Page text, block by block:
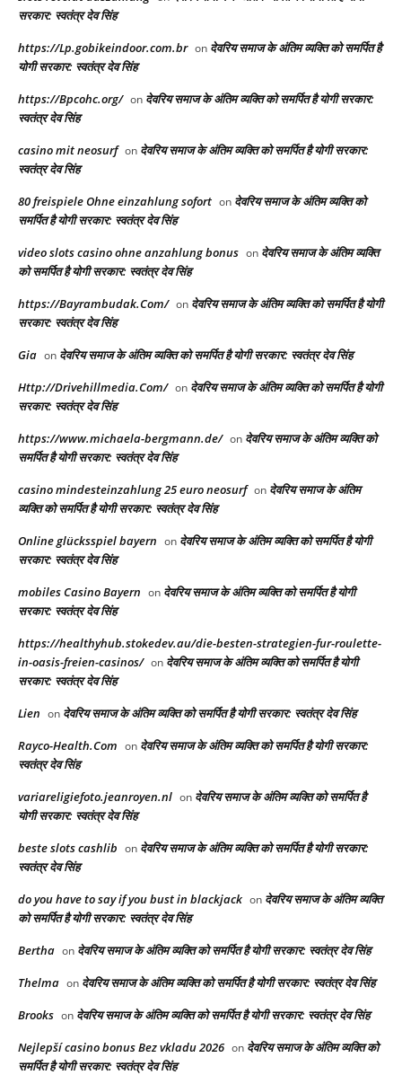
सरकार: स्वतंत्र देव सिंह
https://Lp.gobikeindoor.com.br on देवरिय समाज के अंतिम व्यक्ति को समर्पित है
योगी सरकार: स्वतंत्र देव सिंह
https://Bpcohc.org/ on देवरिय समाज के अंतिम व्यक्ति को समर्पित है योगी सरकार:
स्वतंत्र देव सिंह
casino mit neosurf on देवरिय समाज के अंतिम व्यक्ति को समर्पित है योगी सरकार:
स्वतंत्र देव सिंह
80 freispiele Ohne einzahlung sofort on देवरिय समाज के अंतिम व्यक्ति को
समर्पित है योगी सरकार: स्वतंत्र देव सिंह
video slots casino ohne anzahlung bonus on देवरिय समाज के अंतिम व्यक्ति
को समर्पित है योगी सरकार: स्वतंत्र देव सिंह
https://Bayrambudak.Com/ on देवरिय समाज के अंतिम व्यक्ति को समर्पित है योगी
सरकार: स्वतंत्र देव सिंह
Gia on देवरिय समाज के अंतिम व्यक्ति को समर्पित है योगी सरकार: स्वतंत्र देव सिंह
Http://Drivehillmedia.Com/ on देवरिय समाज के अंतिम व्यक्ति को समर्पित है योगी
सरकार: स्वतंत्र देव सिंह
https://www.michaela-bergmann.de/ on देवरिय समाज के अंतिम व्यक्ति को
समर्पित है योगी सरकार: स्वतंत्र देव सिंह
casino mindesteinzahlung 25 euro neosurf on देवरिय समाज के अंतिम
व्यक्ति को समर्पित है योगी सरकार: स्वतंत्र देव सिंह
Online glücksspiel bayern on देवरिय समाज के अंतिम व्यक्ति को समर्पित है योगी
सरकार: स्वतंत्र देव सिंह
mobiles Casino Bayern on देवरिय समाज के अंतिम व्यक्ति को समर्पित है योगी
सरकार: स्वतंत्र देव सिंह
https://healthyhub.stokedev.au/die-besten-strategien-fur-roulette-
in-oasis-freien-casinos/ on देवरिय समाज के अंतिम व्यक्ति को समर्पित है योगी
सरकार: स्वतंत्र देव सिंह
Lien on देवरिय समाज के अंतिम व्यक्ति को समर्पित है योगी सरकार: स्वतंत्र देव सिंह
Rayco-Health.Com on देवरिय समाज के अंतिम व्यक्ति को समर्पित है योगी सरकार:
स्वतंत्र देव सिंह
variareligiefoto.jeanroyen.nl on देवरिय समाज के अंतिम व्यक्ति को समर्पित है
योगी सरकार: स्वतंत्र देव सिंह
beste slots cashlib on देवरिय समाज के अंतिम व्यक्ति को समर्पित है योगी सरकार:
स्वतंत्र देव सिंह
do you have to say if you bust in blackjack on देवरिय समाज के अंतिम व्यक्ति
को समर्पित है योगी सरकार: स्वतंत्र देव सिंह
Bertha on देवरिय समाज के अंतिम व्यक्ति को समर्पित है योगी सरकार: स्वतंत्र देव सिंह
Thelma on देवरिय समाज के अंतिम व्यक्ति को समर्पित है योगी सरकार: स्वतंत्र देव सिंह
Brooks on देवरिय समाज के अंतिम व्यक्ति को समर्पित है योगी सरकार: स्वतंत्र देव सिंह
Nejlepší casino bonus Bez vkladu 2026 on देवरिय समाज के अंतिम व्यक्ति को
समर्पित है योगी सरकार: स्वतंत्र देव सिंह